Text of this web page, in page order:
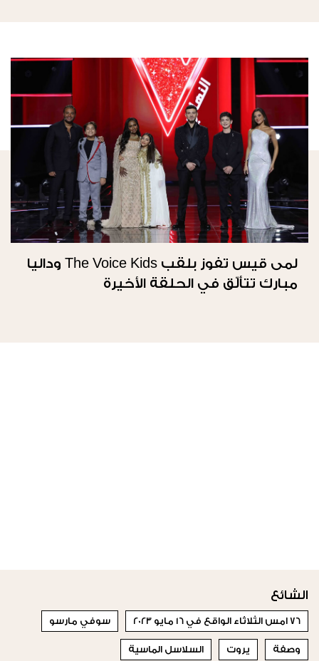
لمى قيس تفوز بلقب The Voice Kids وداليا
مبارك تتألّق في الحلقة الأخيرة
الشائع
76 امس الثلاثاء الواقع في 16 مايو 2023 سوفي مارسو
وصفة يروت السلاسل الماسية